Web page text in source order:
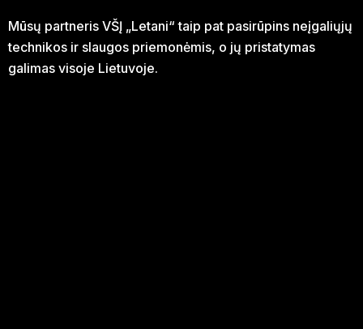
Mūsų partneris VŠĮ „Letani“ taip pat pasirūpins neįgaliųjų
technikos ir slaugos priemonėmis, o jų pristatymas
galimas visoje Lietuvoje.